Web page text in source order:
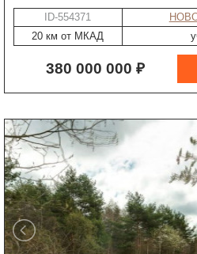
ID-554371
20 км от МКАД
380 000 000 ₽